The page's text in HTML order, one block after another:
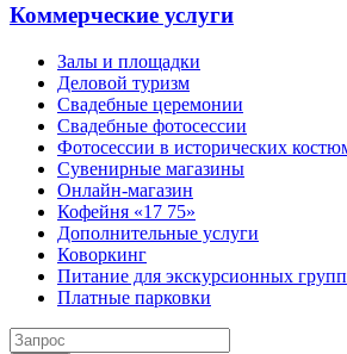
Коммерческие услуги
Залы и площадки
Деловой туризм
Свадебные церемонии
Свадебные фотосессии
Фотосессии в исторических
Сувенирные магазины
Онлайн-магазин
Кофейня «17 75»
Дополнительные услуги
Коворкинг
Питание для экскурсионных групп
Платные парковки